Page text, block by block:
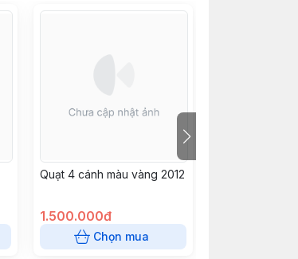
Quạt 4 cánh màu vàng 2012
1.500.000đ
Chọn mua